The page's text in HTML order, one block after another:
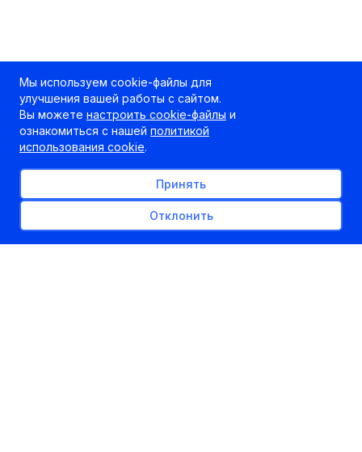
Мы используем cookie-файлы для
улучшения вашей работы с сайтом.
Вы можете настроить cookie-файлы и
ознакомиться с нашей политикой
использования cookie.
Принять
Отклонить